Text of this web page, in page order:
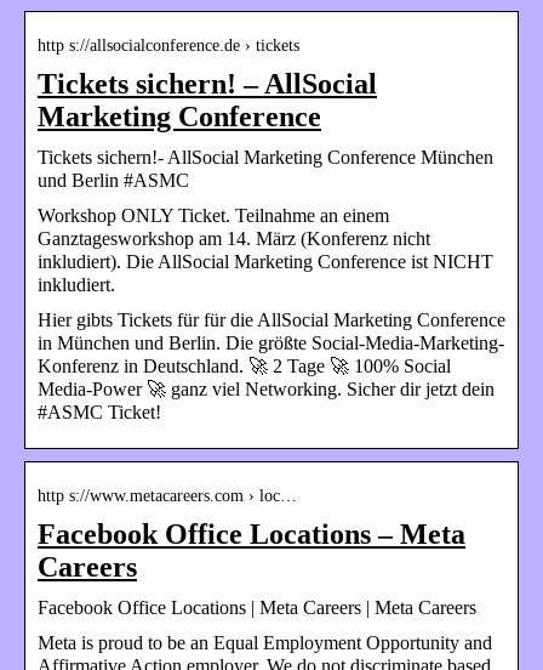
http s://allsocialconference.de › tickets
Tickets sichern! – AllSocial
Marketing Conference
Tickets sichern!- AllSocial Marketing Conference München
und Berlin #ASMC
Workshop ONLY Ticket. Teilnahme an einem
Ganztagesworkshop am 14. März (Konferenz nicht
inkludiert). Die AllSocial Marketing Conference ist NICHT
inkludiert.
Hier gibts Tickets für für die AllSocial Marketing Conference
in München und Berlin. Die größte Social-Media-Marketing-
Konferenz in Deutschland. 🚀 2 Tage 🚀 100% Social
Media-Power 🚀 ganz viel Networking. Sicher dir jetzt dein
#ASMC Ticket!
http s://www.metacareers.com › loc…
Facebook Office Locations – Meta
Careers
Facebook Office Locations | Meta Careers | Meta Careers
Meta is proud to be an Equal Employment Opportunity and
Affirmative Action employer. We do not discriminate based